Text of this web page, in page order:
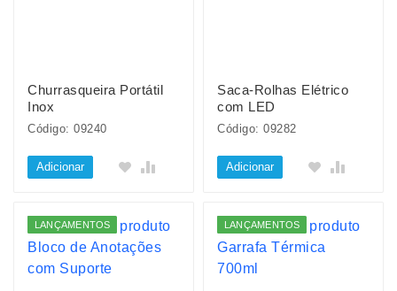
Churrasqueira Portátil
Inox
Código: 09240
Adicionar
Saca-Rolhas Elétrico
com LED
Código: 09282
Adicionar
LANÇAMENTOS LANÇAMENTOS